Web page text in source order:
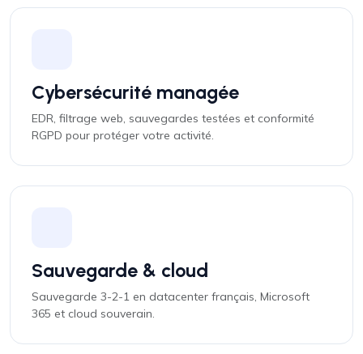
Cybersécurité managée
EDR, filtrage web, sauvegardes testées et conformité
RGPD pour protéger votre activité.
Sauvegarde & cloud
Sauvegarde 3-2-1 en datacenter français, Microsoft
365 et cloud souverain.